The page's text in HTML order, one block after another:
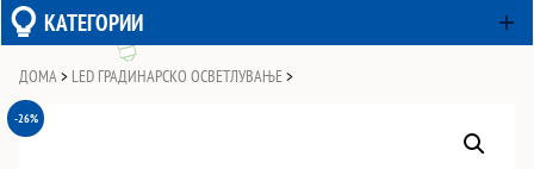
КАТЕГОРИИ
ДОМА > LED ГРАДИНАРСКО ОСВЕТЛУВАЊЕ>
-26%